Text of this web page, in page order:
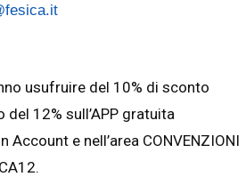
usufruire del 10% di sconto
12% sull’APP gratuita
Account e nell’area CONVENZIONI